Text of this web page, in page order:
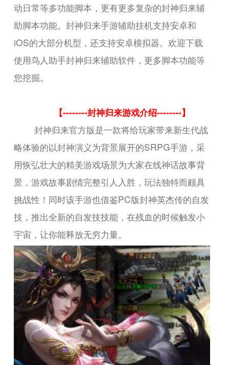
动日常等多功能脚本，更有更多复杂的封神归来辅
助脚本功能。封神归来手游辅助挂机支持安卓和
iOS的大部分机型，还支持安卓模拟器。欢迎下载
使用鸟人助手封神归来辅助软件，更多脚本功能等
您挖掘。
【--------封神归来游戏介绍--------】
封神归来官方版是一款将给玩家带来新生代战
略体验的以封神演义为背景展开的SRPG手游，采
用恢弘壮大的精美游戏场景为大家在线神话故事背
景，游戏故事剧情完整引人入胜，玩法独特而颇具
挑战性！同时该手游也借鉴PC版封神英杰传的自发
技，推出全新的自发技技能，在残血的时候触发小
宇宙，让你能释放无穷力量。